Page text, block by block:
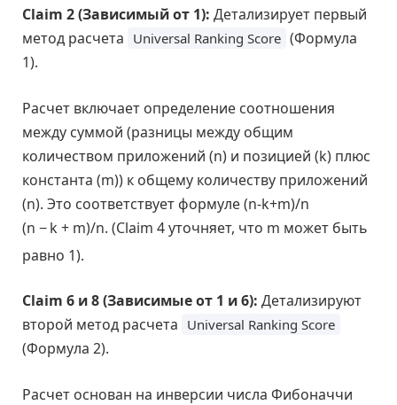
Claim 2 (Зависимый от 1): Детализирует первый
метод расчета Universal Ranking Score (Формула
1).
Расчет включает определение соотношения
между суммой (разницы между общим
количеством приложений (n) и позицией (k) плюс
константа (m)) к общему количеству приложений
(n). Это соответствует формуле(n-k+m)/n
(n − k + m)/n. (Claim 4 уточняет, что m может быть
равно 1).
Claim 6 и 8 (Зависимые от 1 и 6): Детализируют
второй метод расчета Universal Ranking Score
(Формула 2).
Расчет основан на инверсии числа Фибоначчи